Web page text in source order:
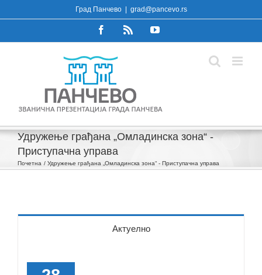
to
Град Панчево grad@pancevo.rs
FacebookRss YouTube
Удружење грађана „Омладинска зона“ -
Приступачна управа
Почетна Удружење грађана „Омладинска зона“ - Приступачна управа
Актуелно